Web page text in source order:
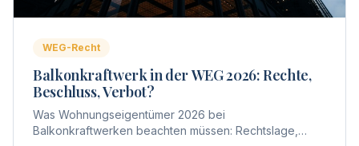
WEG-Recht
Balkonkraftwerk in der WEG 2026: Rechte,
Beschluss, Verbot?
Was Wohnungseigentümer 2026 bei
Balkonkraftwerken beachten müssen: Rechtslage,